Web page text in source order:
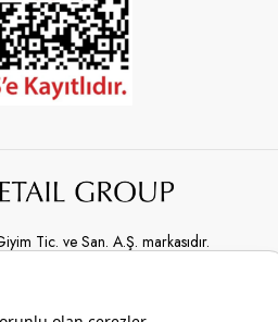
Tic. ve San. A.Ş. markasıdır.
| Her hakkı saklıdır.